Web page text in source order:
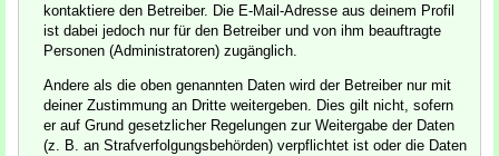
kontaktiere den Betreiber. Die E-Mail-Adresse aus deinem Profil
ist dabei jedoch nur für den Betreiber und von ihm beauftragte
Personen (Administratoren) zugänglich.
Andere als die oben genannten Daten wird der Betreiber nur mit
deiner Zustimmung an Dritte weitergeben. Dies gilt nicht, sofern
er auf Grund gesetzlicher Regelungen zur Weitergabe der Daten
(z. B. an Strafverfolgungsbehörden) verpflichtet ist oder die Daten